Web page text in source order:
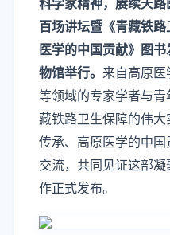
百场讲坛暨《青藏铁
医学的中国贡献》图
物馆举行。 来自高原
等领域的专家学者与
藏铁路卫生保障的伟
传承、高原医学的中
交流，共同见证这部
作正式发布。